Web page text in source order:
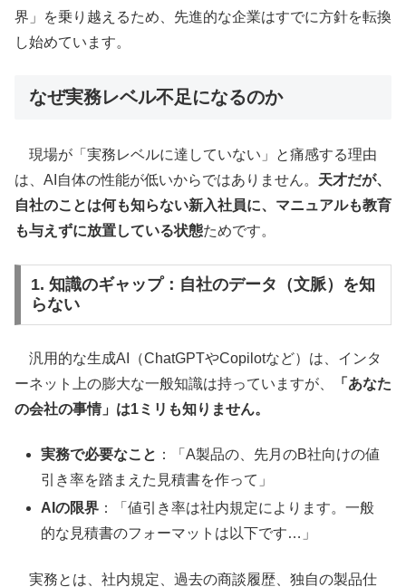
界」を乗り越えるため、先進的な企業はすでに方針を転換
し始めています。
なぜ実務レベル不足になるのか
現場が「実務レベルに達していない」と痛感する理由
は、AI自体の性能が低いからではありません。 天才だが、
自社のことは何も知らない新入社員に、マニュアルも教育
も与えずに放置している状態ためです。
1. 知識のギャップ：自社のデータ（文脈）を知
らない
汎用的な生成AI（ChatGPTやCopilotなど）は、インタ
ーネット上の膨大な一般知識は持っていますが、
「あなた
の会社の事情」は1ミリも知りません。
実務で必要なこと ：「A製品の、先月のB社向けの値
引き率を踏まえた見積書を作って」
AIの限界 ：「値引き率は社内規定によります。一般
的な見積書のフォーマットは以下です…」
実務とは、社内規定、過去の商談履歴、独自の製品仕